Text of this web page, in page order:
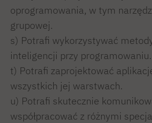
oprogramowania, w tym
grupowej.
s) Potrafi wykorzystywać
inteligencji przy programowaniu.
t) Potrafi zaprojektować
wszystkich jej warstwach.
u) Potrafi skutecznie
współpracować z różnymi